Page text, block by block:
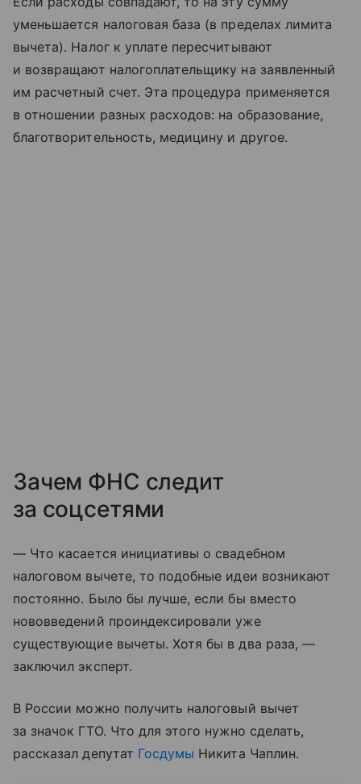
уменьшается налоговая база (в пределах лимита
вычета). Налог к уплате пересчитывают
и возвращают налогоплательщику на заявленный
им расчетный счет. Эта процедура применяется
в отношении разных расходов: на образование,
благотворительность, медицину и другое.
Зачем ФНС следит
за соцсетями
— Что касается инициативы о свадебном
налоговом вычете, то подобные идеи возникают
постоянно. Было бы лучше, если бы вместо
нововведений проиндексировали уже
существующие вычеты. Хотя бы в два раза, —
заключил эксперт.
В России можно получить налоговый вычет
за значок ГТО. Что для этого нужно сделать,
рассказал депутат Госдумы Никита Чаплин.